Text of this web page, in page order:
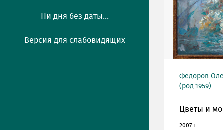
Ни дня без даты...
Версия для слабовидящих
Федоров
(род.1959)
Цветы и
2007 г.